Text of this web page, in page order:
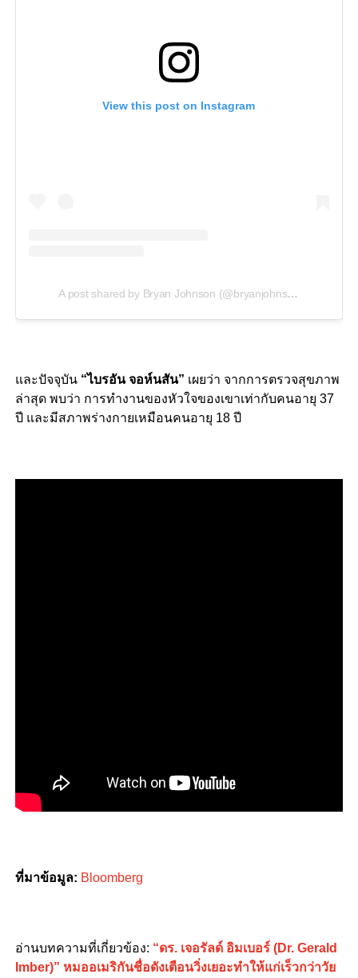
View this post on Instagram
A post shared by Bryan Johnson (@bryanjohnson_)
และปัจจุบัน“ไบรอัน จอห์นสัน” เผยว่า จากการตรวจสุขภาพ
ล่าสุด พบว่า การทำงานของหัวใจของเขาเท่ากับคนอายุ 37
ปี และมีสภาพร่างกายเหมือนคนอายุ 18 ปี
ที่มาข้อมูล: Bloomberg
อ่านบทความที่เกี่ยวข้อง: “ดร. เจอรัลด์ อิมเบอร์ (Dr. Gerald
Imber)” หมออเมริกันชื่อดังเตือนวิ่งเยอะทำให้แก่เร็วกว่าวัย